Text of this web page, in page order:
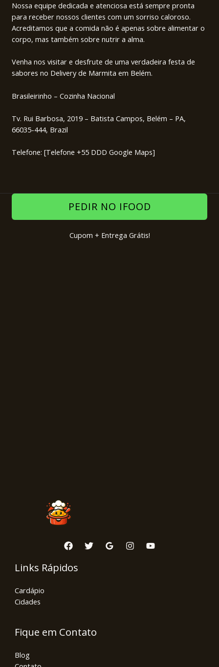
Nossa equipe dedicada e atenciosa está sempre pronta
para receber nossos clientes com um sorriso caloroso.
Acreditamos que a comida não é apenas sobre alimentar o
corpo, mas também sobre nutrir a alma.
Venha nos visitar e desfrute de uma verdadeira festa de
sabores no Delivery de Marmita em Belém.
Brasileirinho – Cozinha Nacional
Tv. Rui Barbosa, 2019 – Batista Campos, Belém – PA,
66035-444, Brazil
Telefone: [Telefone +55 DDD Google Maps]
PEDIR NO IFOOD
Cupom + Entrega Grátis!
Links Rápidos
Cardápio
Cidades
Fique em Contato
Blog